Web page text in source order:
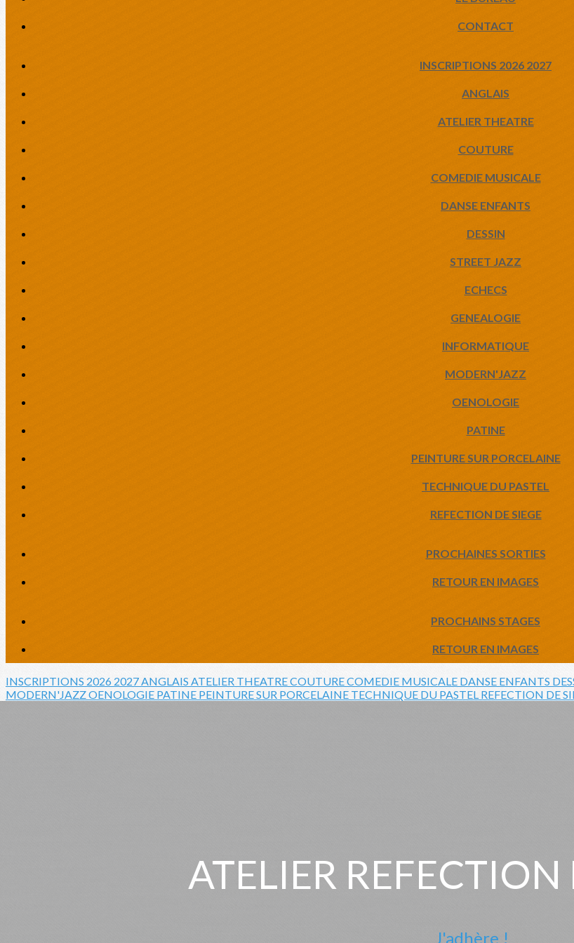
CONTACT
INSCRIPTIONS 2026 2027
ANGLAIS
ATELIER THEATRE
COUTURE
COMEDIE MUSICALE
DANSE ENFANTS
DESSIN
STREET JAZZ
ECHECS
GENEALOGIE
INFORMATIQUE
MODERN'JAZZ
OENOLOGIE
PATINE
PEINTURE SUR PORCELAINE
TECHNIQUE DU PASTEL
REFECTION DE SIEGE
PROCHAINES SORTIES
RETOUR EN IMAGES
PROCHAINS STAGES
RETOUR EN IMAGES
INSCRIPTIONS 2026 2027ANGLAIS ATELIER THEATRECOUTURECOMEDIE MUSICALE DANSE ENFANTS
MODERN'JAZZOENOLOGIE PATINE PEINTURE SUR PORCELAINE TECHNIQUE DU PASTEL REFECTION DE
ATELIER REFECTION
J'adhère !